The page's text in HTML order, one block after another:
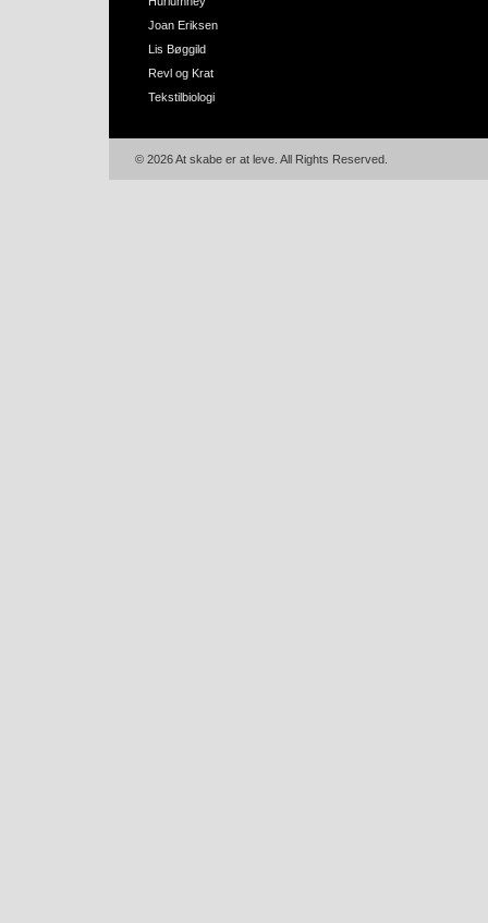
Joan Eriksen
Lis Bøggild
Revl og Krat
Tekstilbiologi
© 2026 At skabe er at leve. All Rights Reserved.